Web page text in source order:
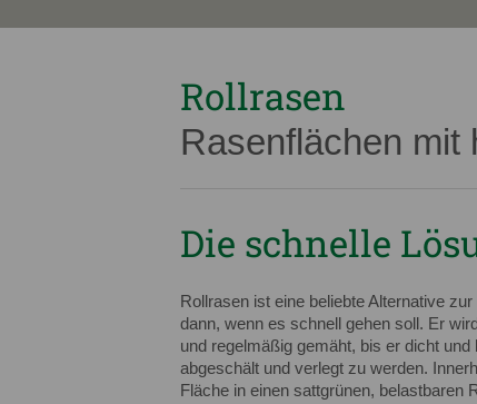
Rollrasen
Rasenflächen mit
Die schnelle
Rollrasen ist eine beliebte Alternative
dann, wenn es schnell gehen soll. Er
und regelmäßig gemäht, bis er dicht
abgeschält und verlegt zu werden.
Fläche in einen sattgrünen, belastbaren